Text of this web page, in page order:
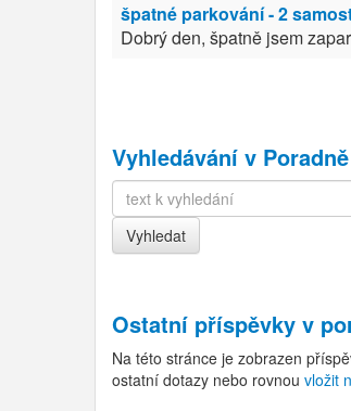
špatné parkování - 2
Dobrý den, špatně jsem
Vyhledávání v Poradně
Ostatní příspěvky v
Na této stránce je zobrazen
ostatní dotazy nebo rovnou vložit